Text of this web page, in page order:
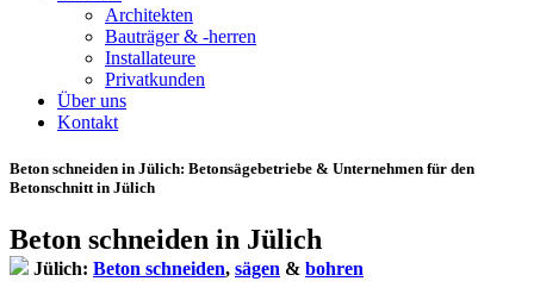
Architekten
Bauträger & -herren
Installateure
Privatkunden
Über uns
Kontakt
Beton schneiden in Jülich: Betonsägebetriebe & Unternehmen für den
Betonschnitt in Jülich
Beton schneiden in Jülich
Jülich: Beton schneiden, sägen & bohren